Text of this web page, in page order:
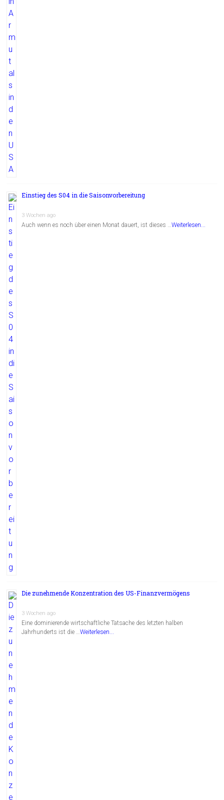
Einstieg des S04 in die Saisonvorbereitung
3 Wochen ago
Auch wenn es noch über einen Monat dauert, ist dieses …Weiterlesen...
Die zunehmende Konzentration des US-Finanzvermögens
3 Wochen ago
Eine dominierende wirtschaftliche Tatsache des letzten halben
Jahrhunderts ist die …Weiterlesen...